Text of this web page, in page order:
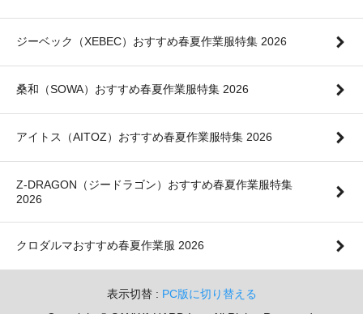
ジーベック（XEBEC）おすすめ春夏作業服特集 2026
桑和（SOWA）おすすめ春夏作業服特集 2026
アイトス（AITOZ）おすすめ春夏作業服特集 2026
Z-DRAGON（ジードラゴン）おすすめ春夏作業服特集
2026
クロダルマおすすめ春夏作業服 2026
表示切替 : PC版に切り替える